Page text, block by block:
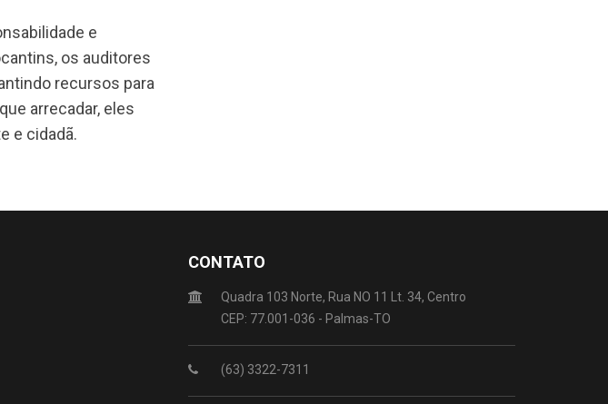
e
os auditores
recursos para
arrecadar, eles
e cidadã.
CONTATO
Quadra 103 Norte, Rua NO 11 Lt. 34, Centro
CEP: 77.001-036 - Palmas-TO
(63) 3322-7311